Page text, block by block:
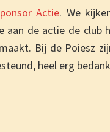
Actie. We
aan de actie de club
Bij de Poiesz
heel erg